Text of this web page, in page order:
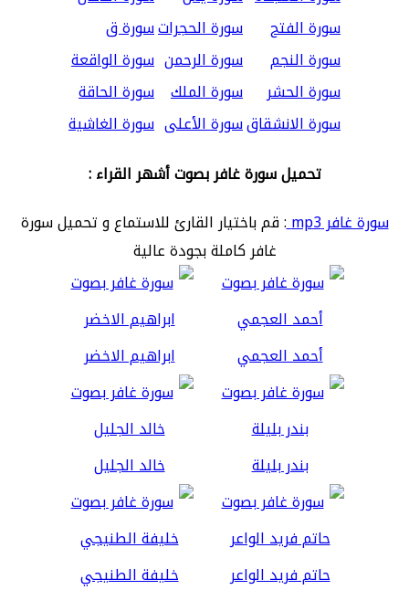
سورة الفتح
سورة الحجراتسورة ق
سورة النجم
سورة الرحمن سورة الواقعة
سورة الحشر
سورة الملك سورة الحاقة
سورة الانشقاقسورة الأعلى سورة الغاشية
تحميل سورة غافر بصوت أشهر القراء :
سورة غافر mp3
: قم باختيار القارئ للاستماع و تحميل سورة
غافر كاملة بجودة عالية
أحمد العجمي ابراهيم الاخضر
بندر بليلة خالد الجليل
حاتم فريد الواعر خليفة الطنيجي